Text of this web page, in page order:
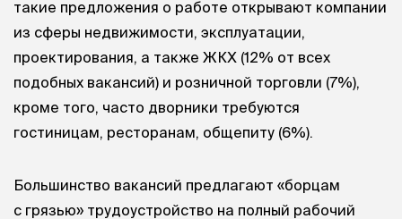
такие предложения о работе открывают компании
из сферы недвижимости, эксплуатации,
проектирования, а также ЖКХ (12% от всех
подобных вакансий) и розничной торговли (7%),
кроме того, часто дворники требуются
гостиницам, ресторанам, общепиту (6%).
Большинство вакансий предлагают «борцам
с грязью» трудоустройство на полный рабочий